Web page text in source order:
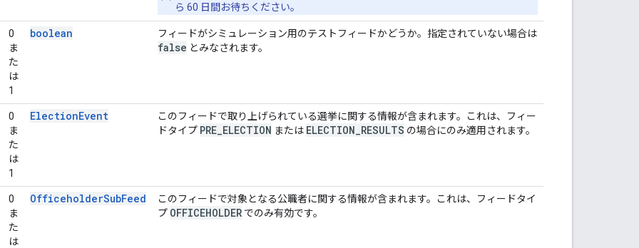
ら 60 日間お待ちください。
0
ま
た
は
1
boolean フィードがシミュレーション用のテストフィードかどうか。指定されていない場合は
false とみなされます。
0
ま
た
は
1
ElectionEvent
このフィードで取り上げられている選挙に関する情報が含まれます。これは、フィー
ドタイプ PRE ELECTION または ELECTION RESULTS の場合にのみ適用されます。
0
ま
た
は
OfficeholderSubFeed
このフィードで対象となる公職者に関する情報が含まれます。これは、フィードタイ
プ OFFICEHOLDER でのみ有効です。